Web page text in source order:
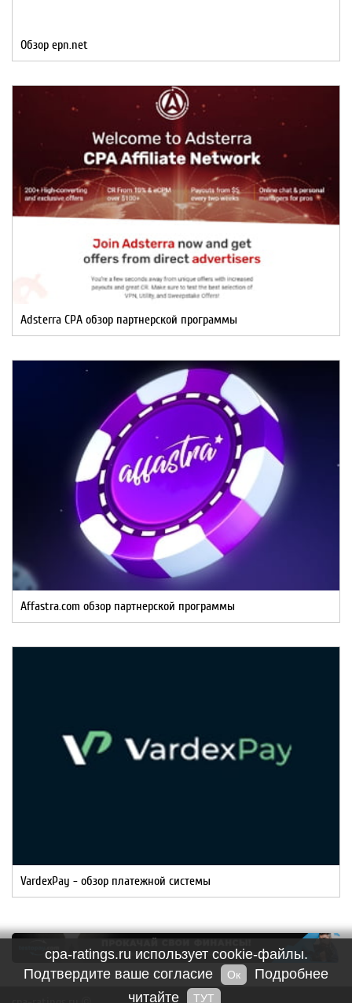
Обзор epn.net
Adsterra CPA обзор партнерской программы
Affastra.com обзор партнерской программы
VardexPay - обзор платежной системы
cpa-ratings.ru использует cookie-файлы.
Подтвердите ваше согласие
Ок
Подробнее
читайте
ТУТ